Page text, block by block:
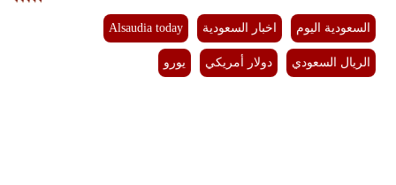
السعودية اليوم اخبار السعودية Alsaudia today
الريال السعودي دولار أمريكي يورو